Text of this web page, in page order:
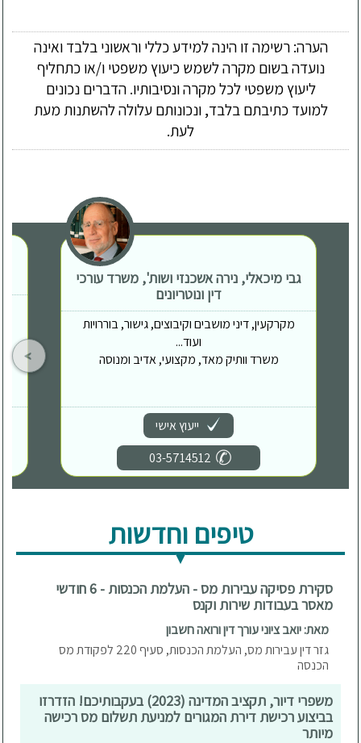
הערה: רשימה זו הינה למידע כללי וראשוני בלבד ואינה
נועדה בשום מקרה לשמש כיעוץ משפטי ו/או כתחליף
ליעוץ משפטי לכל מקרה ונסיבותיו. הדברים נכונים
למועד כתיבתם בלבד, ונכונותם עלולה להשתנות מעת
לעת.
גבי מיכאלי, נירה אשכנזי ושות', משרד עורכי
דין ונוטריונים
מקרקעין, דיני מושבים וקיבוצים, גישור, בוררויות
ועוד...
משרד וותיק מאד, מקצועי, אדיב ומנוסה
ייעוץ אישי
03-5714512
טיפים וחדשות
סקירת פסיקה עבירות מס - העלמת הכנסות - 6 חודשי
מאסר בעבודות שירות וקנס
מאת: יואב ציוני עורך דין ורואה חשבון
גזר דין עבירות מס, העלמת הכנסות, סעיף 220 לפקודת מס
הכנסה
משפרי דיור, תקציב המדינה (2023) בעקבותיכם! הזדרזו
בביצוע רכישת דירת המגורים למניעת תשלום מס רכישה
מיותר